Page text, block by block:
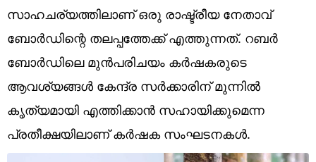
Web Story
Photo
Short Videos
സാഹചര്യത്തിലാണ് ഒരു രാഷ്ട്രീയ നേതാവ്
ബോർഡിന്റെ തലപ്പത്തേക്ക് എത്തുന്നത്. റബർ
ബോർഡിലെ മുൻപരിചയം കർഷകരുടെ
ആവശ്യങ്ങൾ കേന്ദ്ര സർക്കാരിന് മുന്നിൽ
കൃത്യമായി എത്തിക്കാൻ സഹായിക്കുമെന്ന
പ്രതീക്ഷയിലാണ് കർഷക സംഘടനകൾ.